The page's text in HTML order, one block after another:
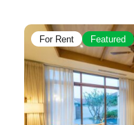
For Rent Featured